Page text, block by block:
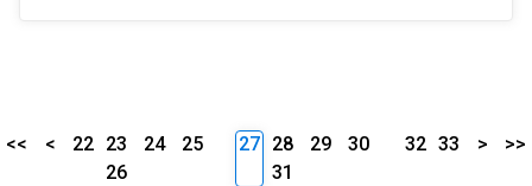
<< < 22 23 24
25
26
27 28 29
30
31
32 33 > >>